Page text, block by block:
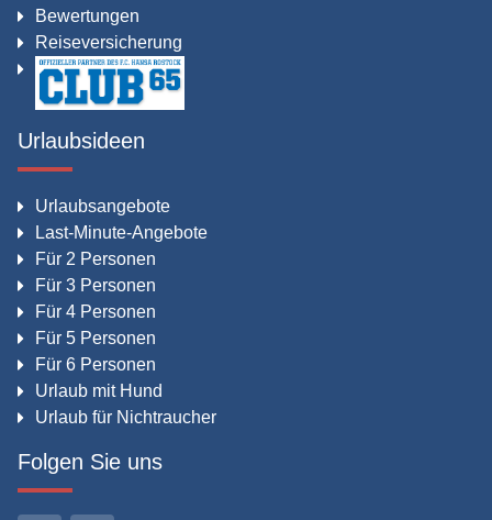
Bewertungen
Reiseversicherung
Urlaubsideen
Urlaubsangebote
Last-Minute-Angebote
Für 2 Personen
Für 3 Personen
Für 4 Personen
Für 5 Personen
Für 6 Personen
Urlaub mit Hund
Urlaub für Nichtraucher
Folgen Sie uns